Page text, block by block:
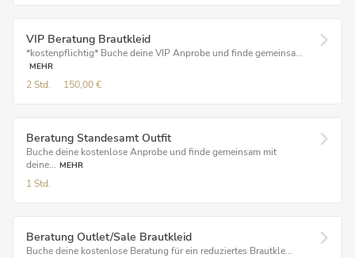
VIP Beratung Brautkleid
*kostenpflichtig* Buche deine VIP Anprobe und finde gemeinsa...
MEHR
2 Std. 150,00 €
Beratung Standesamt Outfit
Buche deine kostenlose Anprobe und finde gemeinsam mit
deine... MEHR
1 Std.
Beratung Outlet/Sale Brautkleid
Buche deine kostenlose Beratung für ein reduziertes Brautkle...